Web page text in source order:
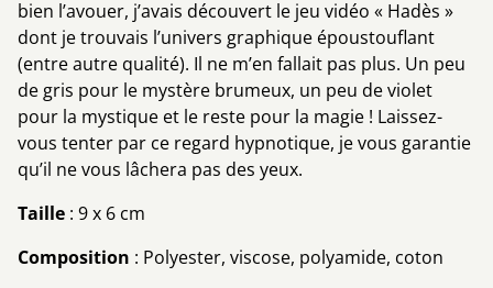
bien l’avouer, j’avais découvert le jeu vidéo « Hadès »
dont je trouvais l’univers graphique époustouflant
(entre autre qualité). Il ne m’en fallait pas plus. Un peu
de gris pour le mystère brumeux, un peu de violet
pour la mystique et le reste pour la magie ! Laissez-
vous tenter par ce regard hypnotique, je vous garantie
qu’il ne vous lâchera pas des yeux.
Taille : 9 x 6 cm
Composition : Polyester, viscose, polyamide, coton